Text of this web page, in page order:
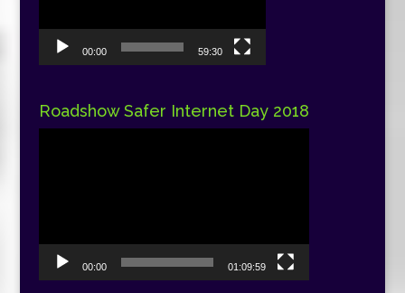
00:00 59:30
Roadshow Safer Internet Day 2018
00:00 01:09:59